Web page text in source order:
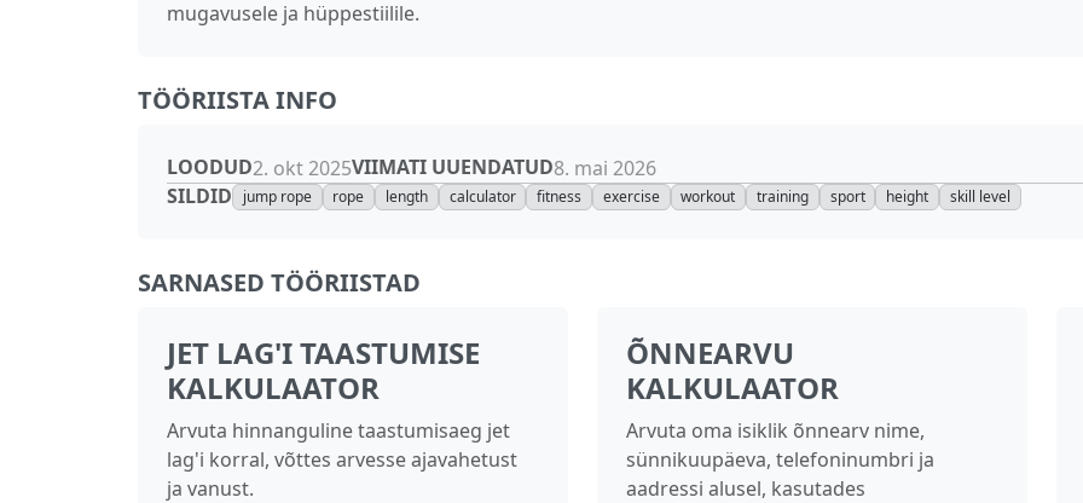
mugavusele ja hüppestiilile.
TÖÖRIISTA INFO
LOODUD2. okt 2025VIIMATI UUENDATUD8. mai 2026
SILDID
jump rope rope length calculator fitness exercise workout training sport height skill level
SARNASED TÖÖRIISTAD
JET LAG'I TAASTUMISE
KALKULAATOR
Arvuta hinnanguline taastumisaeg jet
lag'i korral, võttes arvesse ajavahetust
ja vanust.
ÕNNEARVU
KALKULAATOR
Arvuta oma isiklik õnnearv nime,
sünnikuupäeva, telefoninumbri ja
aadressi alusel, kasutades